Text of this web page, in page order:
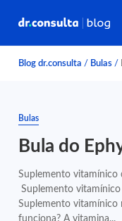
Blog dr.consulta / Bulas /
Bulas
Bula do
Suplemento vitamínico
Suplemento
Suplemento vitamínico
funciona? A vitamina...